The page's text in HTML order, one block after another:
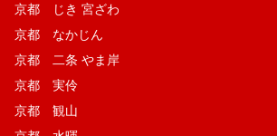
京都 じき 宮ざわ
京都 なかじん
京都 二条 やま岸
京都 実伶
京都 観山